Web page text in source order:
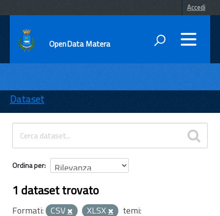
Accedi
OpenData Matera
ENTI
TEMI
INFORMAZIONI
Dataset
Ordina per
1 dataset trovato
Formati: CSV XLSX
temi: